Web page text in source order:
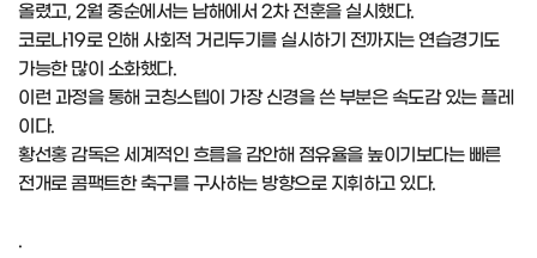
올렸고, 2월 중순에서는 남해에서 2차 전훈을 실시했다.
코로나19로 인해 사회적 거리두기를 실시하기 전까지는 연습경기도
가능한 많이 소화했다.
이런 과정을 통해 코칭스텝이 가장 신경을 쓴 부분은 속도감 있는 플레
이다.
황선홍 감독은 세계적인 흐름을 감안해 점유율을 높이기보다는 빠른
전개로 콤팩트한 축구를 구사하는 방향으로 지휘하고 있다.
.